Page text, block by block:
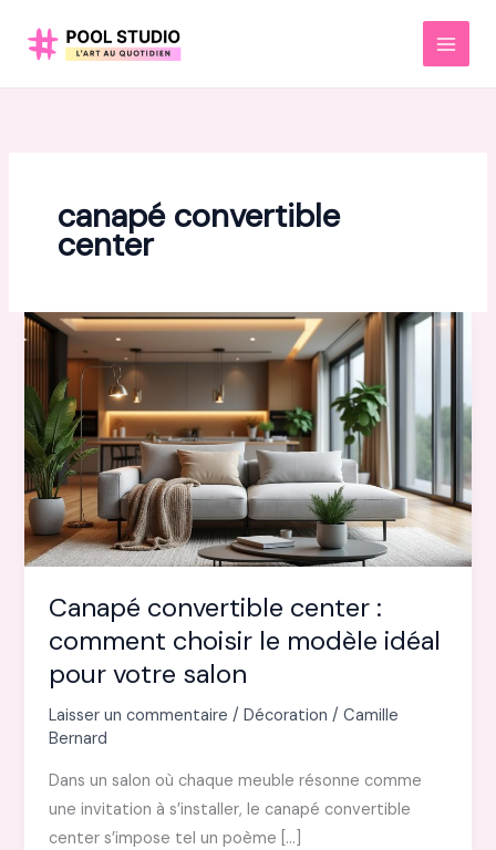
MAIN
canapé convertible
center
Canapé convertible center :
comment choisir le modèle idéal
pour votre salon
Laisser un commentaire /Décoration /Camille
Bernard
Dans un salon où chaque meuble résonne comme
une invitation à s’installer, le canapé convertible
center s’impose tel un poème […]